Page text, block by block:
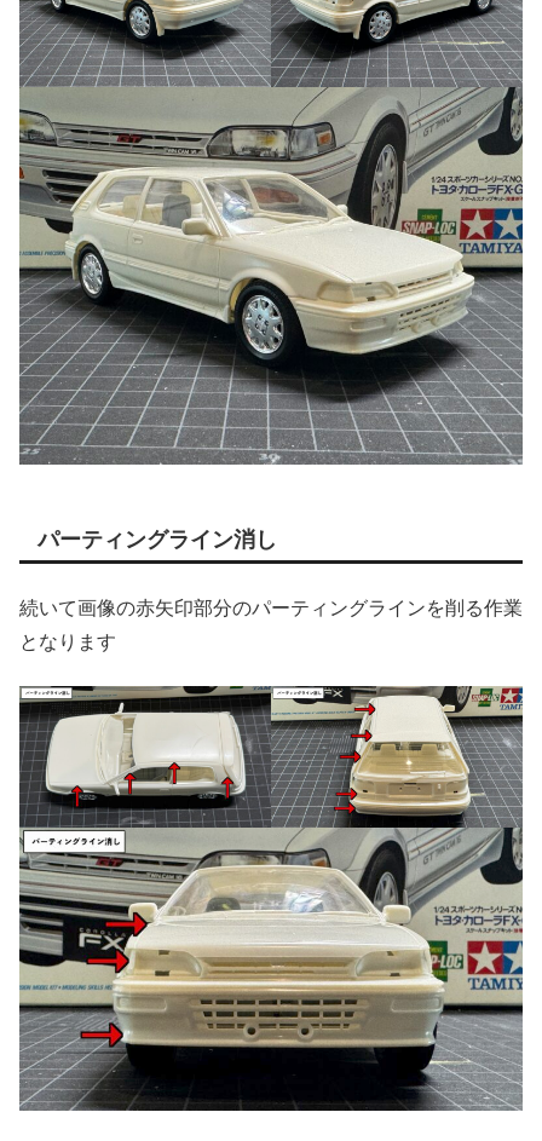
パーティングライン消し
続いて画像の赤矢印部分のパーティングラインを削る作業
となります